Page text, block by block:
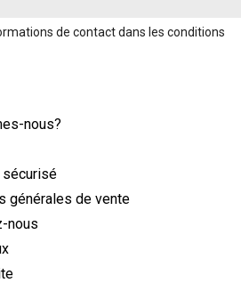
de contact dans les conditions
nous?
sécurisé
générales de vente
nous